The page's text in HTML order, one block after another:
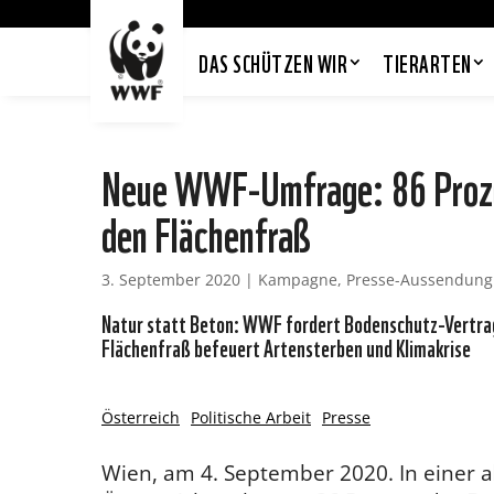
DAS SCHÜTZEN WIR TIERARTEN
Neue WWF-Umfrage: 86
den Flächenfraß
3. September 2020 | Kampagne, Presse-Aussendung
Natur statt Beton: WWF fordert Bodenschutz-
Flächenfraß befeuert Artensterben und Klimakrise
Österreich Politische Arbeit Presse
Wien, am 4. September 2020. In einer